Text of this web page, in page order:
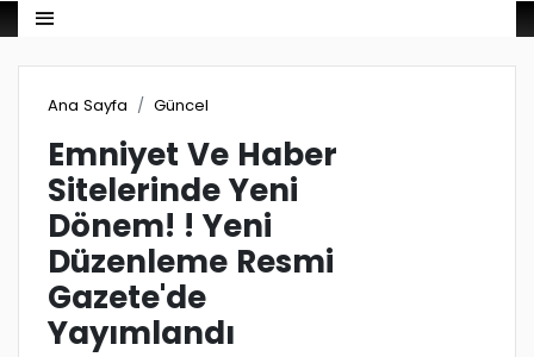
Ana Sayfa Güncel
Emniyet Ve Haber
Sitelerinde Yeni
Dönem! ! Yeni
Düzenleme Resmi
Gazete'de
Yayımlandı